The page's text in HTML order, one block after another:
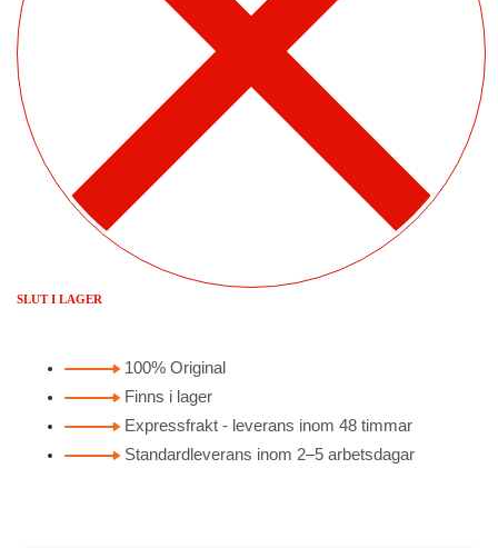
SLUT I LAGER
100% Original
Finns i lager
Expressfrakt - leverans inom 48 timmar
Standardleverans inom 2–5 arbetsdagar